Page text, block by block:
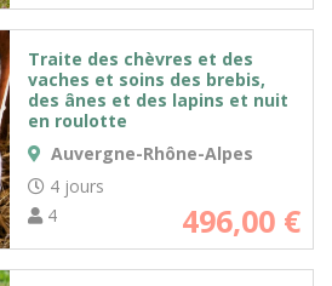
Traite des chèvres et des
vaches et soins des brebis,
des ânes et des lapins et nuit
en roulotte
Auvergne-Rhône-Alpes
4 jours
4
496,00 €